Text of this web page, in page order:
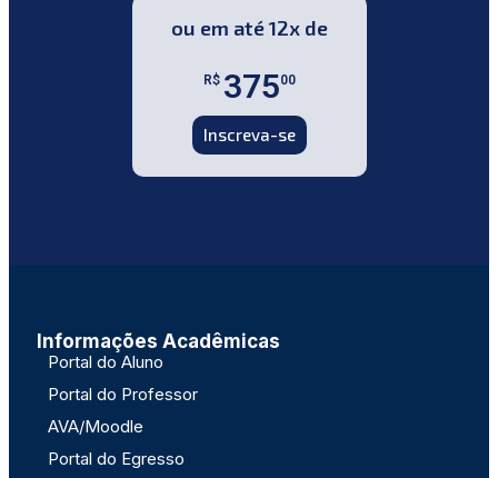
ou em até 12x de
R$ 37500
Inscreva-se
Informações Acadêmicas
Portal do Aluno
Portal do Professor
AVA/Moodle
Portal do Egresso